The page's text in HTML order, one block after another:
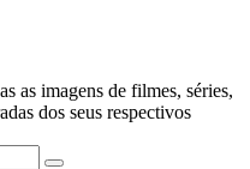
as imagens de filmes, séries,
dos seus respectivos